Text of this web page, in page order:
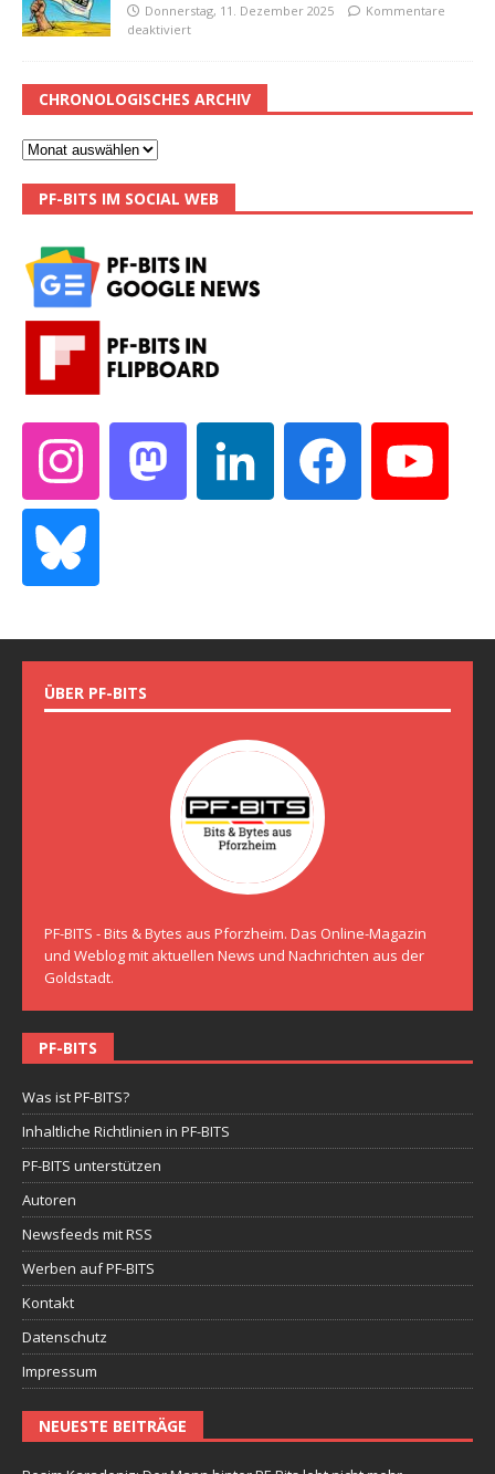
Donnerstag, 11. Dezember 2025
Kommentare
deaktiviert
CHRONOLOGISCHES ARCHIV
PF-BITS IM SOCIAL WEB
ÜBER PF-BITS
PF-BITS - Bits & Bytes aus Pforzheim. Das Online-Magazin
und Weblog mit aktuellen News und Nachrichten aus der
Goldstadt.
PF-BITS
Was ist PF-BITS?
Inhaltliche Richtlinien in PF-BITS
PF-BITS unterstützen
Autoren
Newsfeeds mit RSS
Werben auf PF-BITS
Kontakt
Datenschutz
Impressum
NEUESTE BEITRÄGE